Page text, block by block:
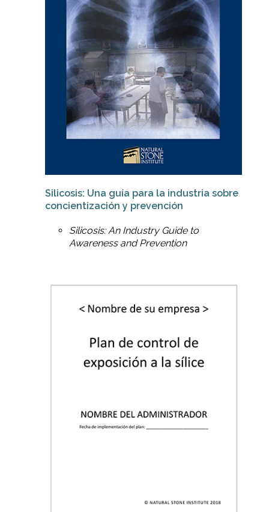
Silicosis: Una guía para la industria sobre
concientización y prevención
Silicosis: An Industry Guide to
Awareness and Prevention